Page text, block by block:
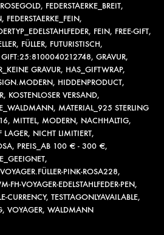
, FEDERSTAERKE_BREIT,
, FEDERSTAERKE_FEIN,
, FEIN, FREE-GIFT,
, FÜLLER, FUTURISTISCH,
GIFT:25:8100040212748, GRAVUR,
GRAVUR, HAS_GIFTWRAP,
, HIDDENPRODUCT,
, KOSTENLOSER VERSAND,
, MATERIAL_925 STERLING
, MITTEL, MODERN, NACHHALTIG,
LAGER, NICHT LIMITIERT,
, PREIS_AB 100 € - 300 €,
,
PINK-ROSA228,
FH-VOYAGER-EDELSTAHLFEDER-PEN,
CURRENCY, TESTTAGONLYAVAILABLE,
, VOYAGER, WALDMANN